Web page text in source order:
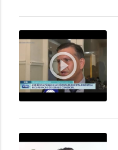
play_circle_outline